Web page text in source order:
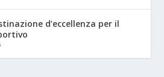
d’eccellenza per il